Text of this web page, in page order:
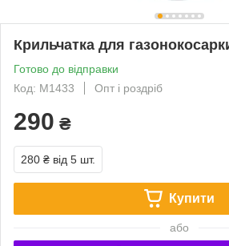
Крильчатка для
Готово до відправки
Код: М1433
Опт і роздріб
290 ₴
280 ₴ від 5 шт.
Купити
або